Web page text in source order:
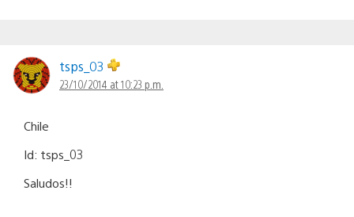
tsps_03
23/10/2014 at 10:23 p.m.
Chile
Id: tsps_03
Saludos!!